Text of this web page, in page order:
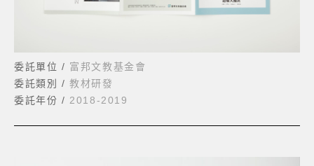
委託單位 / 富邦文教基金會
委託類別 /教材研發
委託年份 /2018-2019